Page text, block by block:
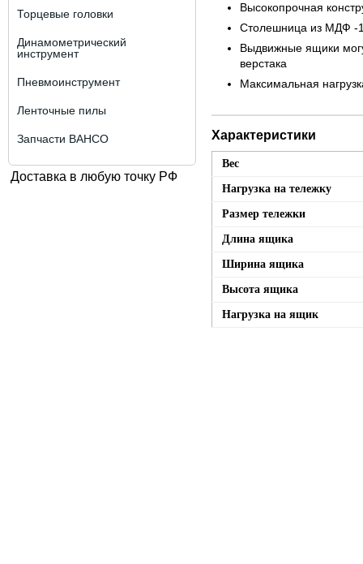
Торцевые головки
Динамометрический
инструмент
Пневмоинструмент
Ленточные пилы
Запчасти BAHCO
Доставка в любую точку РФ
Высокопрочная
Столешница из МДФ -
Выдвижные ящики
верстака
Максимальная
Характеристики
Вес
Нагрузка на тележку
Размер тележки
Длина ящика
Ширина ящика
Высота ящика
Нагрузка на ящик